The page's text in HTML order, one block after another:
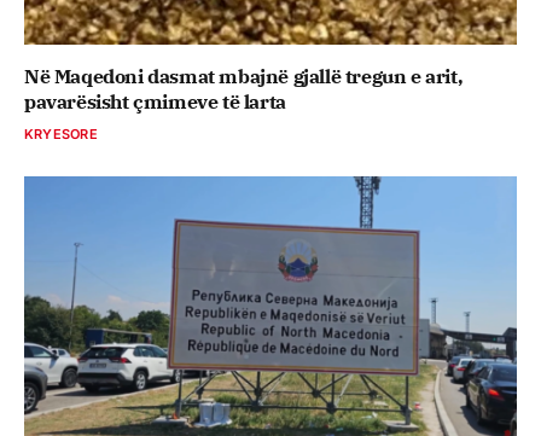
Në Maqedoni dasmat mbajnë gjallë tregun e arit,
pavarësisht çmimeve të larta
KRYESORE